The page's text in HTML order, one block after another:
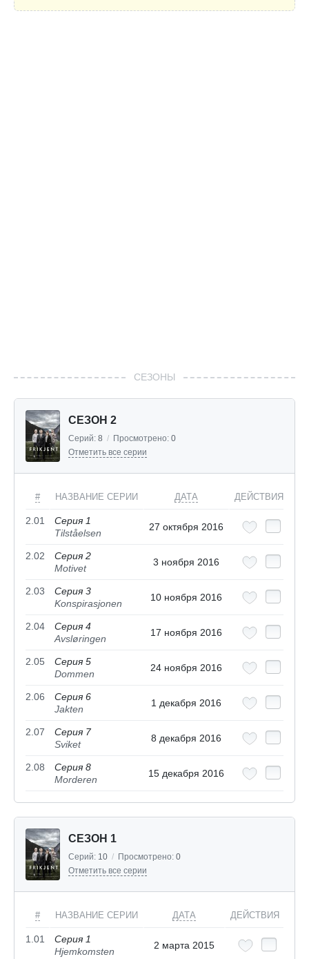
СЕЗОНЫ
СЕЗОН 2
Серий: 8 / Просмотрено: 0
Отметить все серии
# НАЗВАНИЕ СЕРИИ ДАТА ДЕЙСТВИЯ
2.01
Серия 1
Tilståelsen
27 октября 2016
2.02
Серия 2
Motivet
3 ноября 2016
2.03
Серия 3
Konspirasjonen
10 ноября 2016
2.04
Серия 4
Avsløringen
17 ноября 2016
2.05
Серия 5
Dommen
24 ноября 2016
2.06
Серия 6
Jakten
1 декабря 2016
2.07
Серия 7
Sviket
8 декабря 2016
2.08
Серия 8
Morderen
15 декабря 2016
СЕЗОН 1
Серий: 10 / Просмотрено: 0
Отметить все серии
# НАЗВАНИЕ СЕРИИ ДАТА ДЕЙСТВИЯ
1.01
Серия 1
Hjemkomsten
2 марта 2015